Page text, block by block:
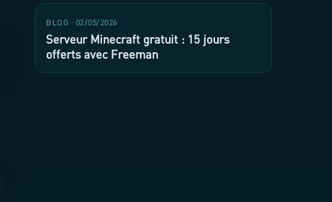
BLOG · 02/05/2026
Serveur Minecraft gratuit : 15 jours
offerts avec Freeman